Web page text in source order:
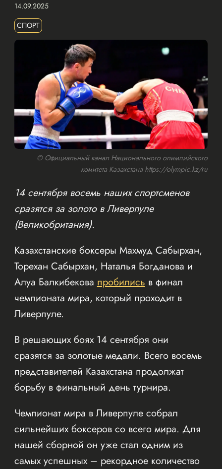
14.09.2025
СПОРТ
© Официальный канал Национального олимпийского
комитета Казахстана https://olympic.kz/ru
14 сентября восемь наших спортсменов
сразятся за золото в Ливерпуле
(Великобритания).
Казахстанские боксеры Махмуд Сабырхан,
Торехан Сабырхан, Наталья Богданова и
Алуа Балкибековапробилисьв финал
чемпионата мира, который проходит в
Ливерпуле.
В решающих боях 14 сентября они
сразятся за золотые медали. Всего восемь
представителей Казахстана продолжат
борьбу в финальный день турнира.
Чемпионат мира в Ливерпуле собрал
сильнейших боксеров со всего мира. Для
нашей сборной он уже стал одним из
самых успешных – рекордное количество